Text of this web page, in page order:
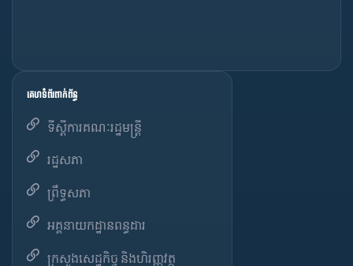
គេហទំព័រពាក់ព័ន្ធ
ទីស្តីការគណៈរដ្ឋមន្ត្រី
រដ្ឋសភា
ព្រឹទ្ធសភា
អគ្គនាយកដ្ឋានពន្ធដារ
ក្រសួងសេដ្ឋកិច្ច និងហិរញ្ញវត្ថុ